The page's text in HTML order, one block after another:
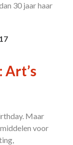
30 jaar haar
Art’s
Maar
voor